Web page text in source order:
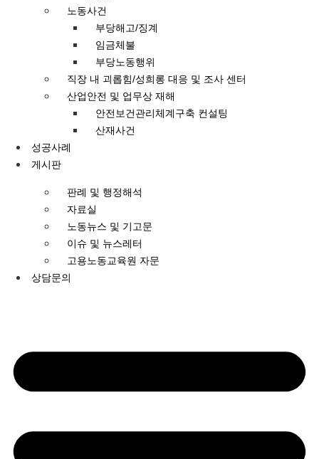
노동사건
부당해고/징계
임금체불
부당노동행위
직장 내 괴롭힘/성희롱 대응 및 조사 센터
산업안전 및 업무상 재해
안전보건관리체계구축 컨설팅
산재사건
성공사례
게시판
판례 및 행정해석
자료실
노동뉴스 및 기고문
이슈 및 뉴스레터
고용노동교육원 자문
상담문의